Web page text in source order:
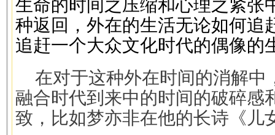
生命的时间之压缩和心理之紧张
种返回，外在的生活无论如何追
追赶一个大众文化时代的偶像的
在对于这种外在时间的消解中
融合时代到来中的时间的破碎感
致，比如梦亦非在他的长诗《儿